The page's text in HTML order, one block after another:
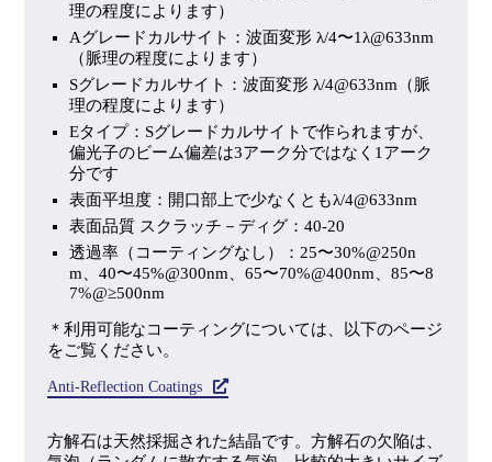
理の程度によります）
Aグレードカルサイト：波面変形 λ/4〜1λ@633nm
（脈理の程度によります）
Sグレードカルサイト：波面変形 λ/4@633nm（脈
理の程度によります）
Eタイプ：Sグレードカルサイトで作られますが、
偏光子のビーム偏差は3アーク分ではなく1アーク
分です
表面平坦度：開口部上で少なくともλ/4@633nm
表面品質 スクラッチ－ディグ：40-20
透過率（コーティングなし）：25〜30%@250n
m、40〜45%@300nm、65〜70%@400nm、85〜8
7%@≥500nm
＊利用可能なコーティングについては、以下のページ
をご覧ください。
Anti-Reflection Coatings
方解石は天然採掘された結晶です。方解石の欠陥は、